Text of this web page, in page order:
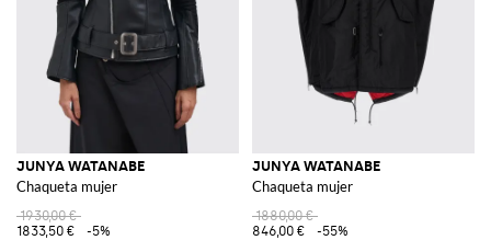
JUNYA WATANABE
Chaqueta mujer
1930,00 €
1833,50 €
-5%
JUNYA WATANABE
Chaqueta mujer
1880,00 €
846,00 €
-55%